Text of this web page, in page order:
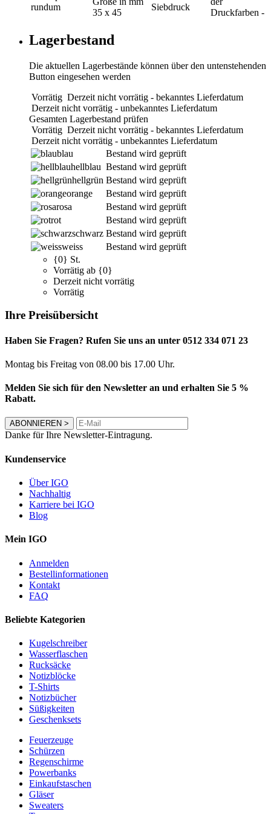
rundum
35 x 45
Siebdruck
Druckfarben -
Lagerbestand
Die aktuellen Lagerbestände können über den untenstehenden
Button eingesehen werden
Vorrätig Derzeit nicht vorrätig - bekanntes Lieferdatum
Derzeit nicht vorrätig - unbekanntes Lieferdatum
Gesamten Lagerbestand prüfen
Vorrätig Derzeit nicht vorrätig - bekanntes Lieferdatum
Derzeit nicht vorrätig - unbekanntes Lieferdatum
blau
Bestand wird geprüft
hellblau Bestand wird geprüft
hellgrün Bestand wird geprüft
orange
Bestand wird geprüft
rosa
Bestand wird geprüft
rot
Bestand wird geprüft
schwarz Bestand wird geprüft
weiss
Bestand wird geprüft
{0} St.
Vorrätig ab {0}
Derzeit nicht vorrätig
Vorrätig
Ihre Preisübersicht
Haben Sie Fragen? Rufen Sie uns an unter 0512 334 071 23
Montag bis Freitag von 08.00 bis 17.00 Uhr.
Melden Sie sich für den Newsletter an und erhalten Sie 5 %
Rabatt.
ABONNIEREN >
Danke für Ihre Newsletter-Eintragung.
Kundenservice
Über IGO
Nachhaltig
Karriere bei IGO
Blog
Mein IGO
Anmelden
Bestellinformationen
Kontakt
FAQ
Beliebte Kategorien
Kugelschreiber
Wasserflaschen
Rucksäcke
Notizblöcke
T-Shirts
Notizbücher
Süßigkeiten
Geschenksets
Feuerzeuge
Schürzen
Regenschirme
Powerbanks
Einkaufstaschen
Gläser
Sweaters